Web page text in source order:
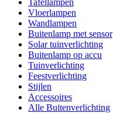
Tafellampen
Vloerlampen
Wandlampen
Buitenlamp met sensor
Solar tuinverlichting
Buitenlamp op accu
Tuinverlichting
Feestverlichting
Stijlen
Accessoires
Alle Buitenverlichting